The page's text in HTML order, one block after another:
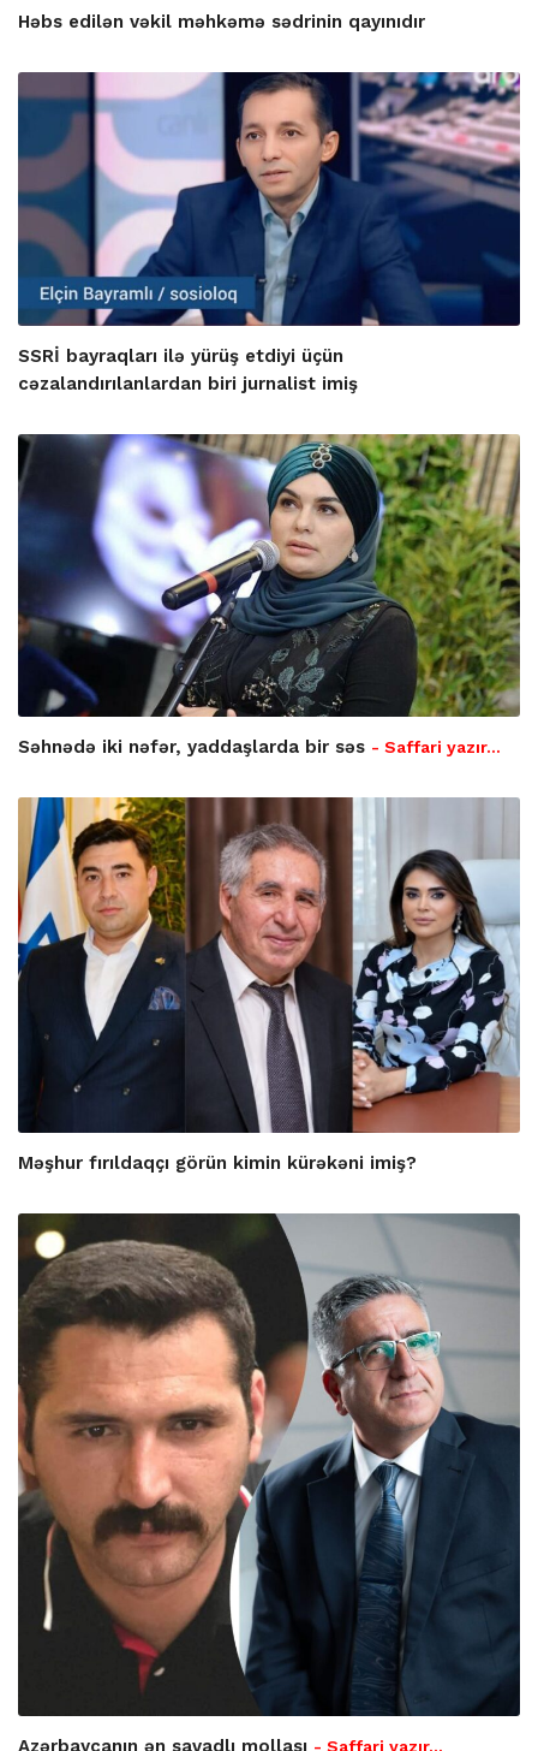
Həbs edilən vəkil məhkəmə sədrinin qayınıdır
SSRİ bayraqları ilə yürüş etdiyi üçün
cəzalandırılanlardan biri jurnalist imiş
Səhnədə iki nəfər, yaddaşlarda bir səs - Saffari yazır…
Məşhur fırıldaqçı görün kimin kürəkəni imiş?
Azərbaycanın ən savadlı mollası - Saffari yazır…